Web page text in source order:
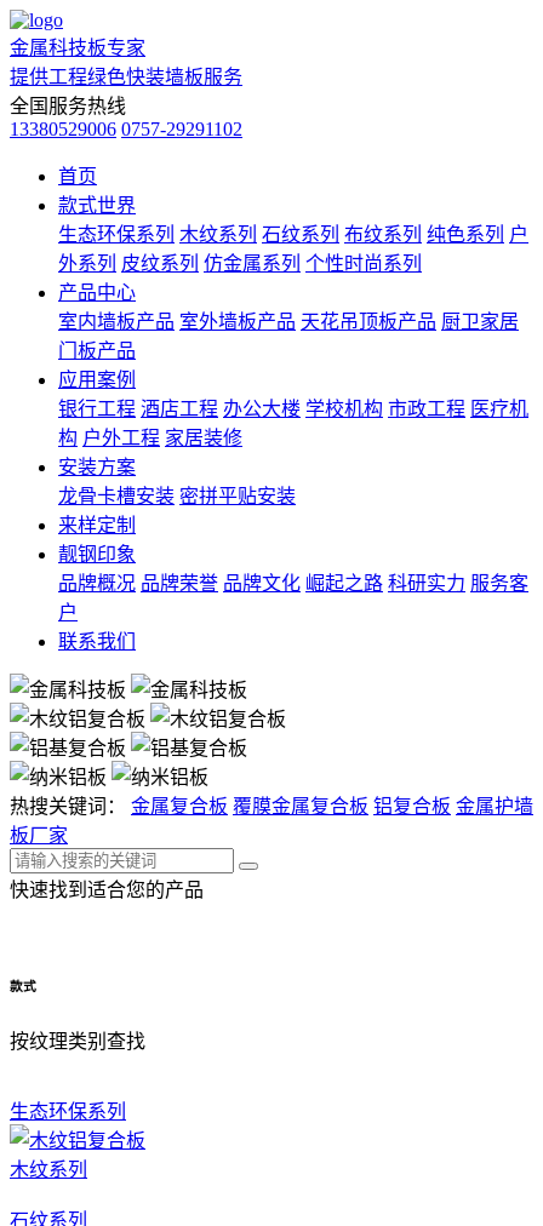
金属科技板专家
提供工程绿色快装墙板服务
全国服务热线
13380529006 0757-29291102
首页
款式世界
生态环保系列 木纹系列 石纹系列 布纹系列 纯色系列 户
外系列 皮纹系列 仿金属系列 个性时尚系列
产品中心
室内墙板产品 室外墙板产品 天花吊顶板产品 厨卫家居
门板产品
应用案例
银行工程 酒店工程 办公大楼 学校机构 市政工程 医疗机
构 户外工程 家居装修
安装方案
龙骨卡槽安装 密拼平贴安装
来样定制
靓钢印象
品牌概况 品牌荣誉 品牌文化 崛起之路 科研实力 服务客
户
联系我们
热搜关键词： 金属复合板 覆膜金属复合板 铝复合板 金属护墙
板厂家
快速找到 适合您的产品
款式
按纹理类别查找
生态环保系列
木纹系列
石纹系列